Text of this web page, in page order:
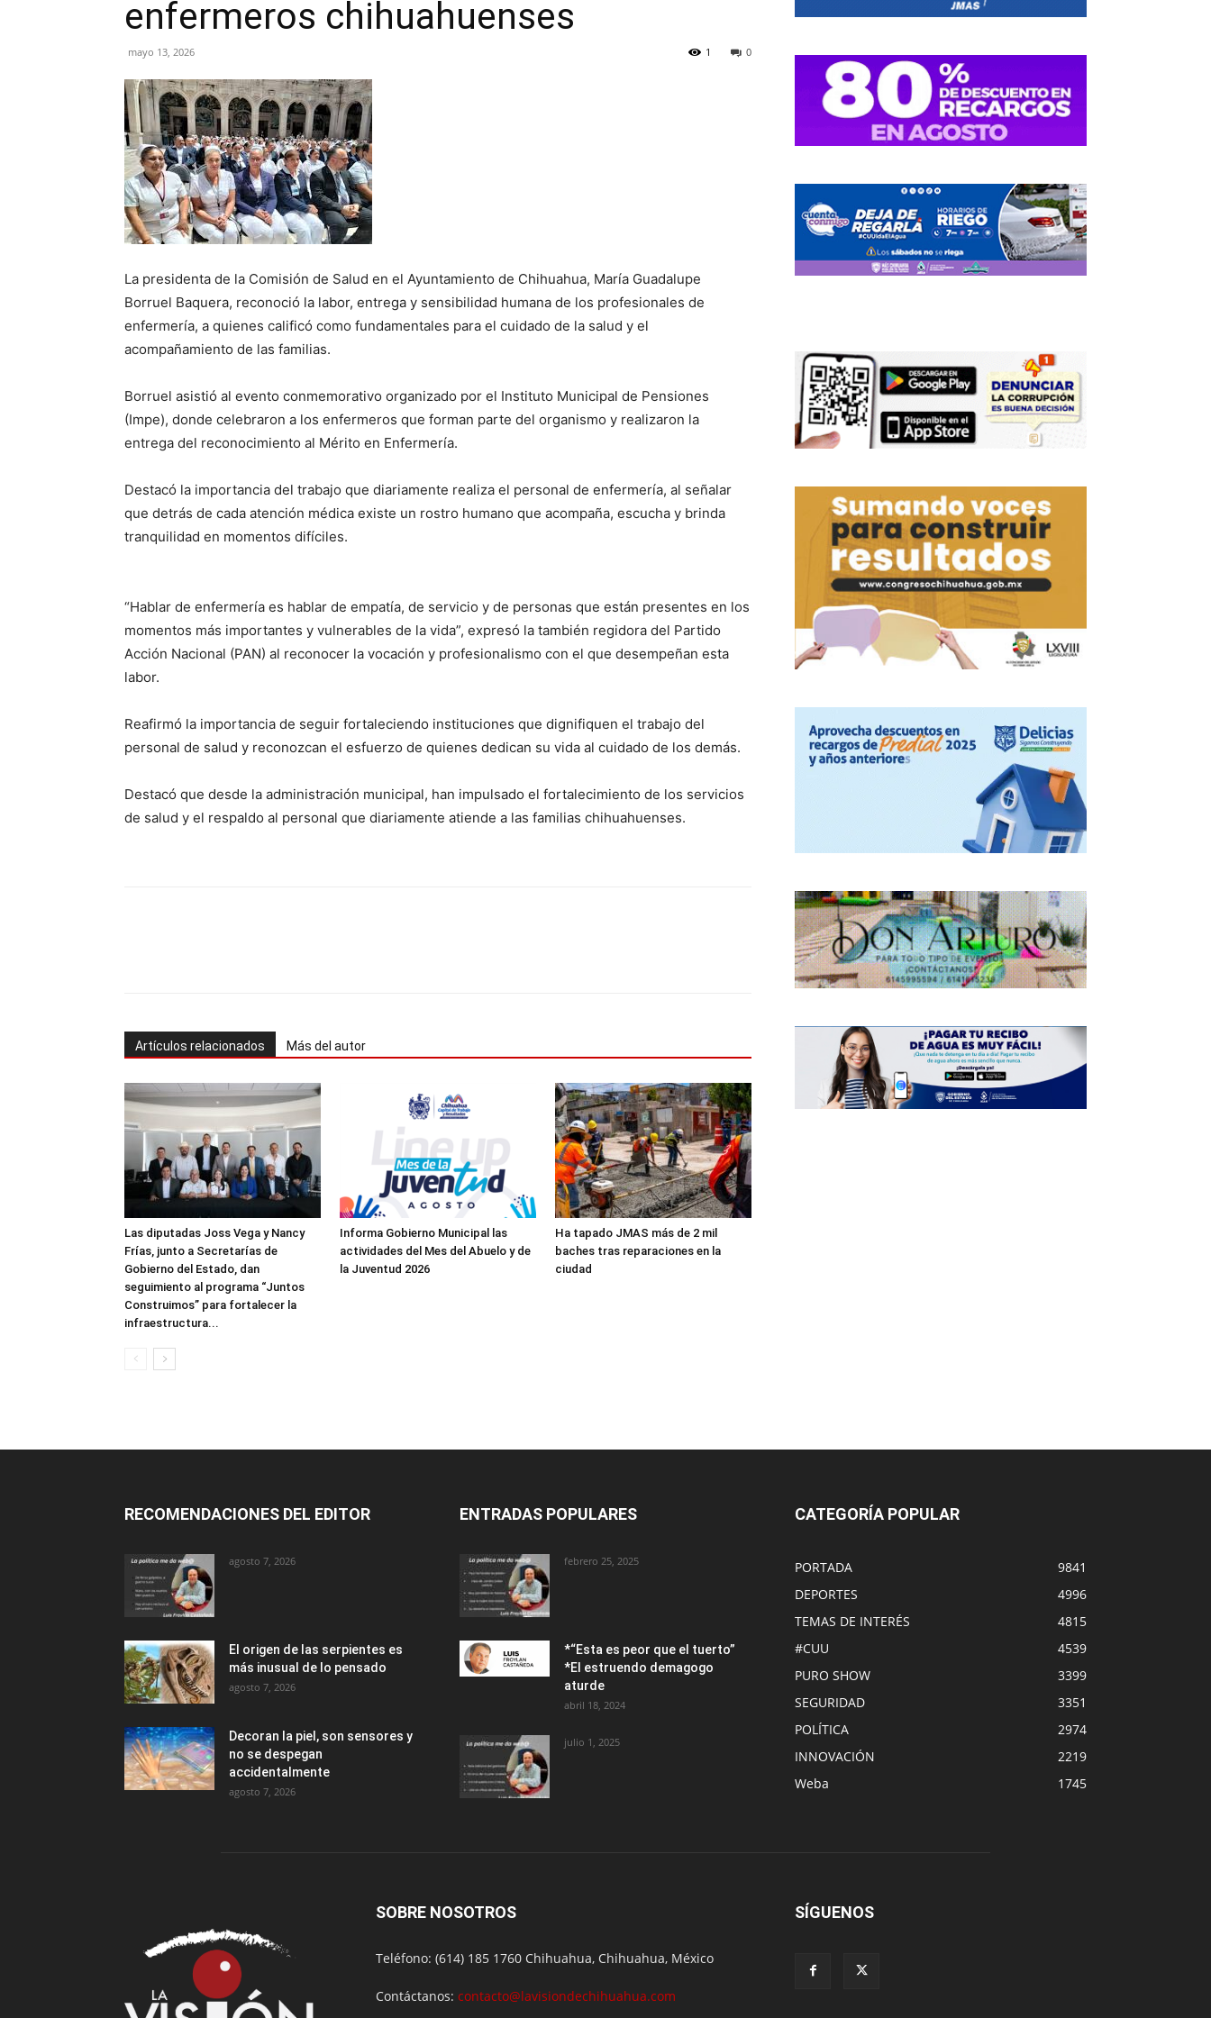
enfermeros chihuahuenses
mayo 13, 2026 0
1
La presidenta de la Comisión de Salud en el Ayuntamiento de Chihuahua, María Guadalupe
Borruel Baquera, reconoció la labor, entrega y sensibilidad humana de los profesionales de
enfermería, a quienes calificó como fundamentales para el cuidado de la salud y el
acompañamiento de las familias.
Borruel asistió al evento conmemorativo organizado por el Instituto Municipal de Pensiones
(Impe), donde celebraron a los enfermeros que forman parte del organismo y realizaron la
entrega del reconocimiento al Mérito en Enfermería.
Destacó la importancia del trabajo que diariamente realiza el personal de enfermería, al señalar
que detrás de cada atención médica existe un rostro humano que acompaña, escucha y brinda
tranquilidad en momentos difíciles.
“Hablar de enfermería es hablar de empatía, de servicio y de personas que están presentes en los
momentos más importantes y vulnerables de la vida”, expresó la también regidora del Partido
Acción Nacional (PAN) al reconocer la vocación y profesionalismo con el que desempeñan esta
labor.
Reafirmó la importancia de seguir fortaleciendo instituciones que dignifiquen el trabajo del
personal de salud y reconozcan el esfuerzo de quienes dedican su vida al cuidado de los demás.
Destacó que desde la administración municipal, han impulsado el fortalecimiento de los servicios
de salud y el respaldo al personal que diariamente atiende a las familias chihuahuenses.
Artículos relacionados Más del autor
Las diputadas Joss Vega y Nancy
Frías, junto a Secretarías de
Gobierno del Estado, dan
seguimiento al programa “Juntos
Construimos” para fortalecer la
infraestructura...
Informa Gobierno Municipal las
actividades del Mes del Abuelo y de
la Juventud 2026
Ha tapado JMAS más de 2 mil
baches tras reparaciones en la
ciudad
RECOMENDACIONES DEL EDITOR
agosto 7, 2026
El origen de las serpientes es
más inusual de lo pensado
agosto 7, 2026
Decoran la piel, son sensores y
no se despegan
accidentalmente
agosto 7, 2026
ENTRADAS POPULARES
febrero 25, 2025
*“Esta es peor que el tuerto”
*El estruendo demagogo
aturde
abril 18, 2024
julio 1, 2025
CATEGORÍA POPULAR
PORTADA
9841
DEPORTES
4996
TEMAS DE INTERÉS
4815
#CUU
4539
PURO SHOW
3399
SEGURIDAD
3351
POLÍTICA
2974
INNOVACIÓN
2219
Weba
1745
SOBRE NOSOTROS
Teléfono: (614) 185 1760 Chihuahua, Chihuahua, México
Contáctanos: contacto@lavisiondechihuahua.com
SÍGUENOS